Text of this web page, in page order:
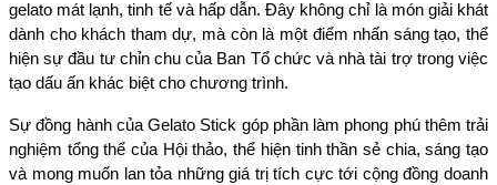
gelato mát lạnh, tinh tế và hấp dẫn. Đây không chỉ là món giải khát
dành cho khách tham dự, mà còn là một điểm nhấn sáng tạo, thể
hiện sự đầu tư chỉn chu của Ban Tổ chức và nhà tài trợ trong việc
tạo dấu ấn khác biệt cho chương trình.
Sự đồng hành của Gelato Stick góp phần làm phong phú thêm trải
nghiệm tổng thể của Hội thảo, thể hiện tinh thần sẻ chia, sáng tạo
và mong muốn lan tỏa những giá trị tích cực tới cộng đồng doanh